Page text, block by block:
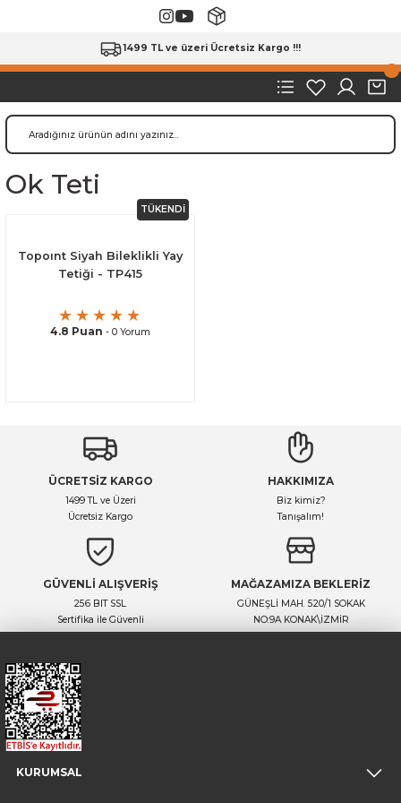
1499 TL ve üzeri Ücretsiz Kargo !!!
Ok Teti
TÜKENDİ
Topoınt Siyah Bileklikli Yay
Tetiği - TP415
4.8 Puan - 0 Yorum
ÜCRETSİZ KARGO
1499 TL ve Üzeri
Ücretsiz Kargo
HAKKIMIZA
Biz kimiz?
Tanışalım!
GÜVENLİ ALIŞVERİŞ
256 BIT SSL
Sertifika ile Güvenli
MAĞAZAMIZA BEKLERİZ
GÜNEŞLİ MAH. 520/1 SOKAK
NO:9A KONAK\İZMİR
KURUMSAL